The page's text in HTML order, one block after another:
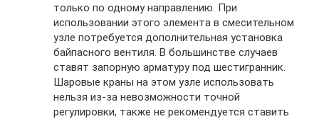
только по одному направлению. При
использовании этого элемента в смесительном
узле потребуется дополнительная установка
байпасного вентиля. В большинстве случаев
ставят запорную арматуру под шестигранник.
Шаровые краны на этом узле использовать
нельзя из-за невозможности точной
регулировки, также не рекомендуется ставить